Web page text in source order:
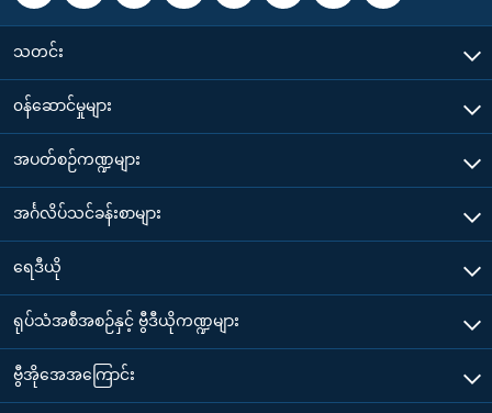
သတင်း
၀န်ဆောင်မှုများ
အပတ်စဉ်ကဏ္ဍများ
အင်္ဂလိပ်သင်ခန်းစာများ
ရေဒီယို
ရုပ်သံအစီအစဉ်နှင့် ဗွီဒီယိုကဏ္ဍများ
ဗွီအိုအေအကြောင်း